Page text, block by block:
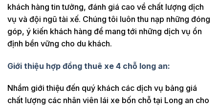
khách hàng tin tưởng, đánh giá cao về chất lượng dịch
vụ và đội ngũ tài xế. Chúng tôi luôn thu nạp những đóng
góp, ý kiến khách hàng để mang tới những dịch vụ ổn
định bền vững cho du khách.
Giới thiệu hợp đồng thuê xe 4 chỗ long an:
Nhầm giới thiệu đến quý khách các dịch vụ bảng giá
chất lượng các nhân viên lái xe bốn chỗ tại Long an cho